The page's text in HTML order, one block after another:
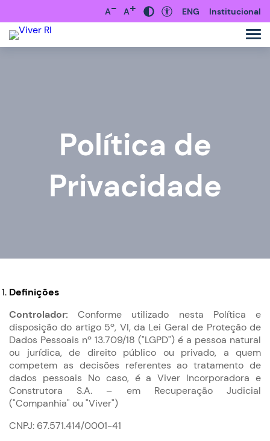
A- A+ ENG Institucional
Política de
Privacidade
Definições
Controlador:Conforme utilizado nesta Política e
disposição do artigo 5º, VI, da Lei Geral de Proteção de
Dados Pessoais nº 13.709/18 ("LGPD") é a pessoa natural
ou jurídica, de direito público ou privado, a quem
competem as decisões referentes ao tratamento de
dados pessoais No caso, é a Viver Incorporadora e
Construtora S.A. – em Recuperação Judicial
("Companhia" ou "Viver")
CNPJ: 67.571.414/0001-41